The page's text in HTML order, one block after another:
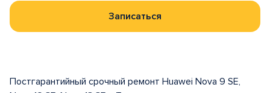
Записаться
Постгарантийный срочный ремонт Huawei Nova 9 SE,